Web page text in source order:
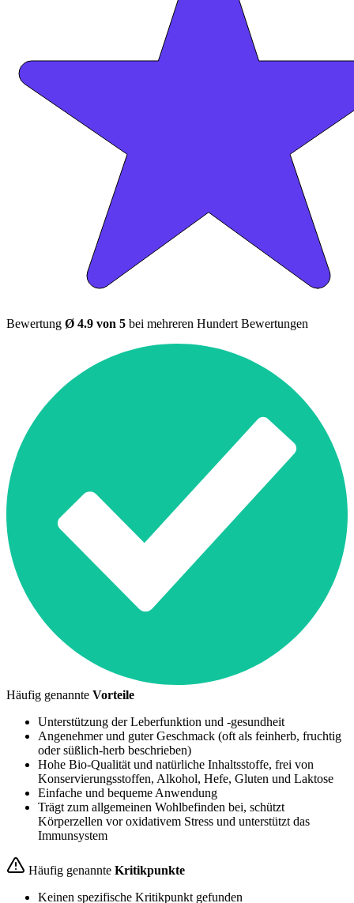
Bewertung Ø 4.9 von 5 bei mehreren Hundert Bewertungen
Häufig genannte Vorteile
Unterstützung der Leberfunktion und -gesundheit
Angenehmer und guter Geschmack (oft als feinherb, fruchtig
oder süßlich-herb beschrieben)
Hohe Bio-Qualität und natürliche Inhaltsstoffe, frei von
Konservierungsstoffen, Alkohol, Hefe, Gluten und Laktose
Einfache und bequeme Anwendung
Trägt zum allgemeinen Wohlbefinden bei, schützt
Körperzellen vor oxidativem Stress und unterstützt das
Immunsystem
Häufig genannte Kritikpunkte
Keinen spezifische Kritikpunkt gefunden